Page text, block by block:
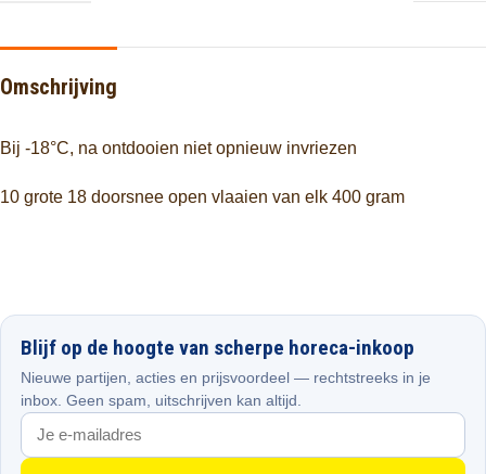
Omschrijving
Bij -18°C, na ontdooien niet opnieuw invriezen
10 grote 18 doorsnee open vlaaien van elk 400 gram
Blijf op de hoogte van scherpe horeca-inkoop
Nieuwe partijen, acties en prijsvoordeel — rechtstreeks in je
inbox. Geen spam, uitschrijven kan altijd.